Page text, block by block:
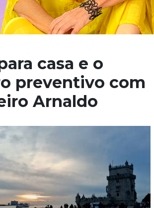
casa e o
preventivo com
Arnaldo